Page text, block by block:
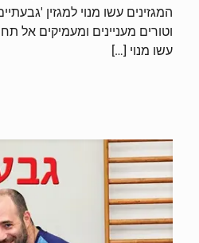
המגזינים עשו מנוי למגזין
וטורים מעניינים ומעמיקים אל
עשו מנוי […]